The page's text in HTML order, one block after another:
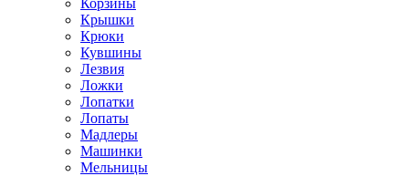
Корзины
Крышки
Крюки
Кувшины
Лезвия
Ложки
Лопатки
Лопаты
Мадлеры
Машинки
Мельницы